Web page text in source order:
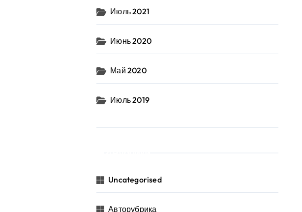
Июль 2021
Июнь 2020
Май 2020
Июль 2019
Uncategorised
Авторубрика